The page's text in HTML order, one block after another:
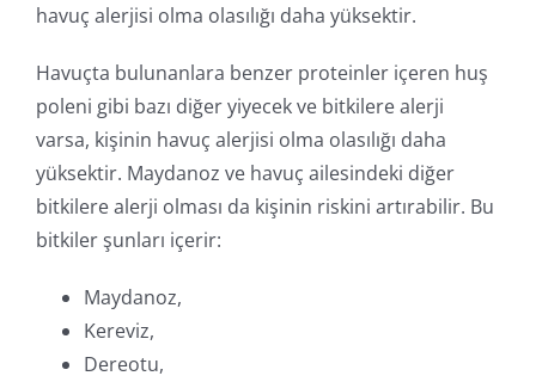
havuç alerjisi olma olasılığı daha yüksektir.
Havuçta bulunanlara benzer proteinler içeren huş
poleni gibi bazı diğer yiyecek ve bitkilere alerji
varsa, kişinin havuç alerjisi olma olasılığı daha
yüksektir. Maydanoz ve havuç ailesindeki diğer
bitkilere alerji olması da kişinin riskini artırabilir. Bu
bitkiler şunları içerir:
Maydanoz,
Kereviz,
Dereotu,